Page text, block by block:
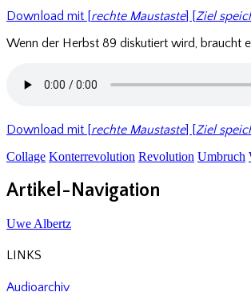
Download mit [rechte Maustaste] [Ziel
Wenn der Herbst 89 diskutiert wird, braucht
Download mit [rechte Maustaste] [Ziel
Collage Konterrevolution Revolution Umbruch
Artikel-Navigation
Uwe Albertz
LINKS
Audioarchiv